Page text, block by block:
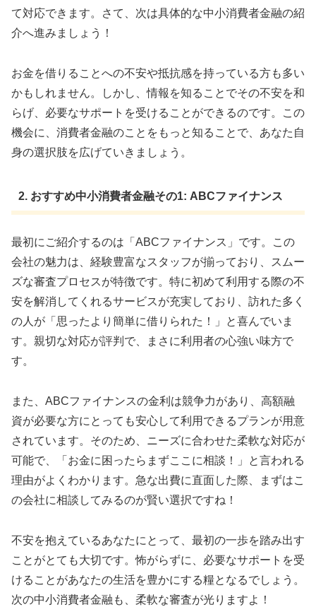
て対応できます。さて、次は具体的な中小消費者金融の紹
介へ進みましょう！
お金を借りることへの不安や抵抗感を持っている方も多い
かもしれません。しかし、情報を知ることでその不安を和
らげ、必要なサポートを受けることができるのです。この
機会に、消費者金融のことをもっと知ることで、あなた自
身の選択肢を広げていきましょう。
2. おすすめ中小消費者金融その1: ABCファイナンス
最初にご紹介するのは「ABCファイナンス」です。この
会社の魅力は、経験豊富なスタッフが揃っており、スムー
ズな審査プロセスが特徴です。特に初めて利用する際の不
安を解消してくれるサービスが充実しており、訪れた多く
の人が「思ったより簡単に借りられた！」と喜んでいま
す。親切な対応が評判で、まさに利用者の心強い味方で
す。
また、ABCファイナンスの金利は競争力があり、高額融
資が必要な方にとっても安心して利用できるプランが用意
されています。そのため、ニーズに合わせた柔軟な対応が
可能で、「お金に困ったらまずここに相談！」と言われる
理由がよくわかります。急な出費に直面した際、まずはこ
の会社に相談してみるのが賢い選択ですね！
不安を抱えているあなたにとって、最初の一歩を踏み出す
ことがとても大切です。怖がらずに、必要なサポートを受
けることがあなたの生活を豊かにする糧となるでしょう。
次の中小消費者金融も、柔軟な審査が光りますよ！